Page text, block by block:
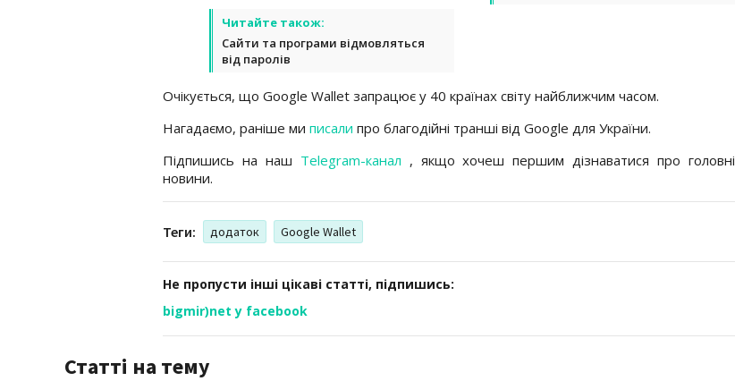
Читайте також:
Сайти та програми відмовляться
від паролів
Очікується, що Google Wallet запрацює у 40 країнах світу найближчим часом.
Нагадаємо, раніше ми писали про благодійні транші від Google для України.
Підпишись на наш Telegram-канал , якщо хочеш першим дізнаватися про головні
новини.
Теги: додаток Google Wallet
Не пропусти інші цікаві статті, підпишись:
bigmir)net у facebook
Статті на тему